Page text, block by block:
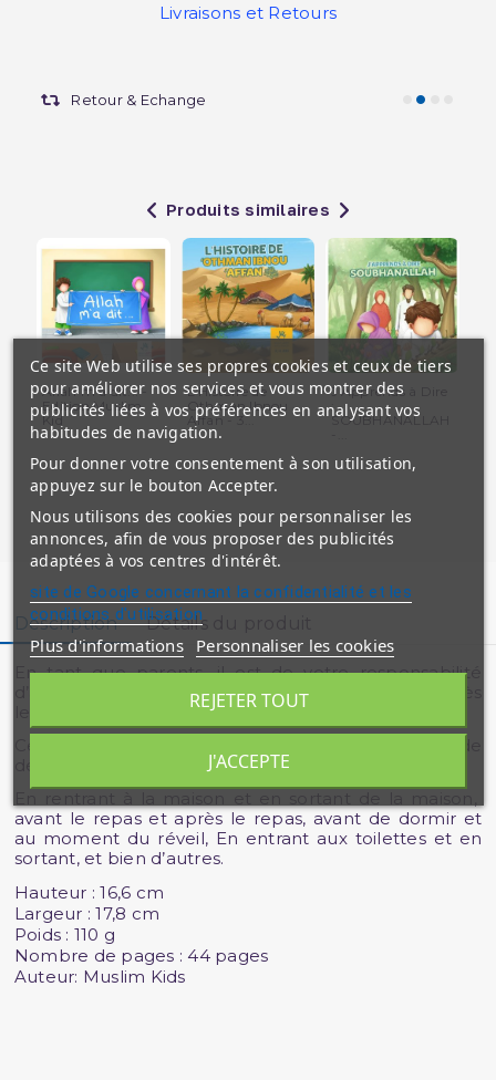
Livraisons et Retours
Retour & Echange
Produits similaires
Allah m'a dit... -
Edition Muslim
Kid
L'Histoire de
Othman Ibnou
Affan - 3...
J'Apprends à Dire
:
SOUBHANALLAH
Description Détails du produit
En tant que parents, il est de votre responsabilité
d’aider vos enfants à apprendre les invocations dès
découvrir les invocations à prononcer au quotidien:
avant le repas et après le repas, avant de dormir et
au moment du réveil, En entrant aux toilettes et en
sortant, et bien d’autres.
Hauteur : 16,6 cm
Largeur : 17,8 cm
Poids : 110 g
Nombre de pages : 44 pages
Auteur: Muslim Kids
Ce site Web utilise ses propres cookies et ceux de tiers
pour améliorer nos services et vous montrer des
publicités liées à vos préférences en analysant vos
habitudes de navigation.
Pour donner votre consentement à son utilisation,
appuyez sur le bouton Accepter.
Nous utilisons des cookies pour personnaliser les
annonces, afin de vous proposer des publicités
adaptées à vos centres d'intérêt.
site de Google concernant la confidentialité et les
conditions d'utilisation
Plus d'informations Personnaliser les cookies
REJETER TOUT
J'ACCEPTE